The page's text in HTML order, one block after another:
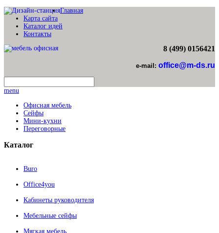
Главная
Карта сайта
Каталог идей
Контакты
8 (499) 0156421
e-mail: office@m-ds.ru
menu
Офисная мебель
Сейфы
Мини-кухни
Переговорные
Каталог
Buro
Office4you
Кабинеты руководителя
Мебельные сейфы
Мягкая мебель